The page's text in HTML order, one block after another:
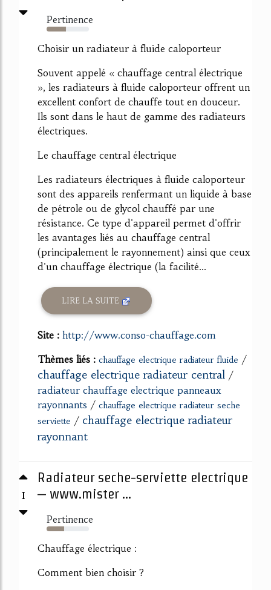
Pertinence
45%
Choisir un radiateur à fluide caloporteur
Souvent appelé « chauffage central électrique
», les radiateurs à fluide caloporteur offrent un
excellent confort de chauffe tout en douceur.
Ils sont dans le haut de gamme des radiateurs
électriques.
Le chauffage central électrique
Les radiateurs électriques à fluide caloporteur
sont des appareils renfermant un liquide à base
de pétrole ou de glycol chauffé par une
résistance. Ce type d'appareil permet d'offrir
les avantages liés au chauffage central
(principalement le rayonnement) ainsi que ceux
d'un chauffage électrique (la facilité...
LIRE LA SUITE
Site : http://www.conso-chauffage.com
Thèmes liés : chauffage electrique radiateur fluide /
chauffage electrique radiateur central /
radiateur chauffage electrique panneaux
rayonnants / chauffage electrique radiateur seche
serviette / chauffage electrique radiateur
rayonnant
1
Radiateur seche-serviette electrique
– www.mister ...
Pertinence
41%
Chauffage électrique :
Comment bien choisir ?